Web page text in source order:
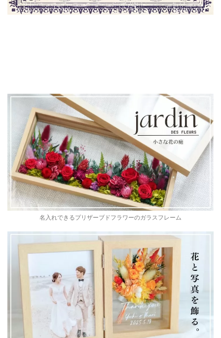
名入れできるプリザーブドフラワーのガラスフレーム